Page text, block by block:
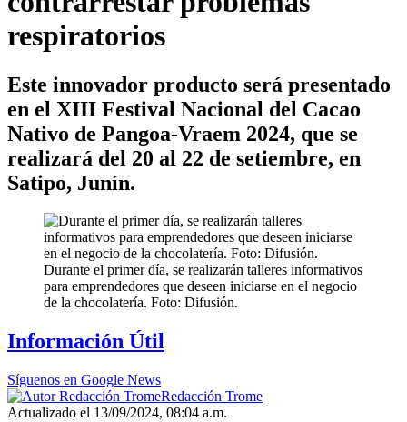
respiratorios
Este innovador producto será presentado
en el XIII Festival Nacional del Cacao
Nativo de Pangoa-Vraem 2024, que se
realizará del 20 al 22 de setiembre, en
Satipo, Junín.
Durante el primer día, se realizarán talleres informativos
para emprendedores que deseen iniciarse en el negocio
de la chocolatería. Foto: Difusión.
Información Útil
Síguenos en Google News
Redacción Trome
Actualizado el 13/09/2024, 08:04 a.m.